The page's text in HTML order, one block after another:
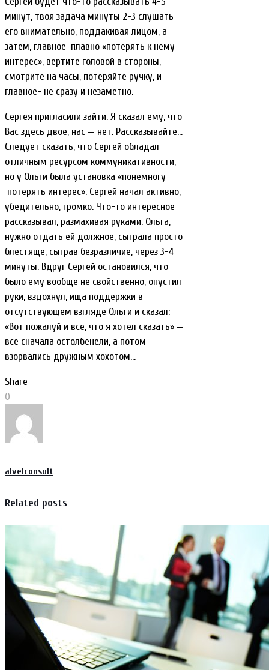
минут, твоя задача минуты 2-3 слушать
его внимательно, поддакивая лицом, а
затем, главное плавно «потерять к нему
интерес», вертите головой в стороны,
смотрите на часы, потеряйте ручку, и
главное- не сразу и незаметно.
Сергея пригласили зайти. Я сказал ему, что
Вас здесь двое, нас — нет. Рассказывайте…
Следует сказать, что Сергей обладал
отличным ресурсом коммуникативности,
но у Ольги была установка «понемногу
потерять интерес». Сергей начал активно,
убедительно, громко. Что-то интересное
рассказывал, размахивая руками. Ольга,
нужно отдать ей должное, сыграла просто
блестяще, сыграв безразличие, через 3-4
минуты. Вдруг Сергей остановился, что
было ему вообще не свойственно, опустил
руки, вздохнул, ища поддержки в
отсутствующем взгляде Ольги и сказал:
«Вот пожалуй и все, что я хотел сказать» —
все сначала остолбенели, а потом
взорвались дружным хохотом…
Share
0
alvelconsult
Related posts